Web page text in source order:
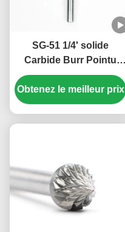
SG-51 1/4' solide
Carbide Burr Pointu
Arbre Carbide Burr sur
1/8 " de la tige
Obtenez le meilleur prix